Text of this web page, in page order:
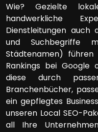
Wie? Gezielte
handwerkliche
Dienstleitungen auch
und Suchbegriffe
Städtenamen)
Rankings bei Google
diese durch
Branchenbücher,
ein gepflegtes
unseren Local SEO-
all Ihre